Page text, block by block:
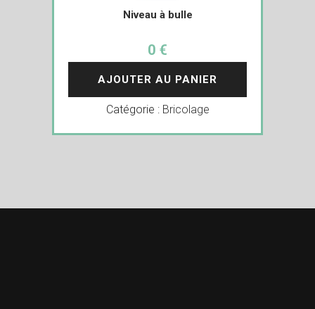
Niveau à bulle
0 €
AJOUTER AU PANIER
Catégorie : Bricolage